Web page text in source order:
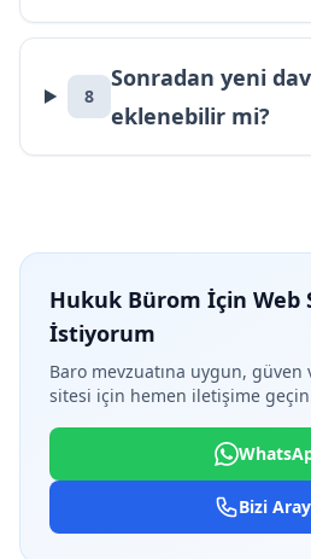
8
Sonradan yeni
eklenebilir mi?
Hukuk Bürom İçin Web
İstiyorum
Baro mevzuatına uygun, güven
sitesi için hemen iletişime
Bizi